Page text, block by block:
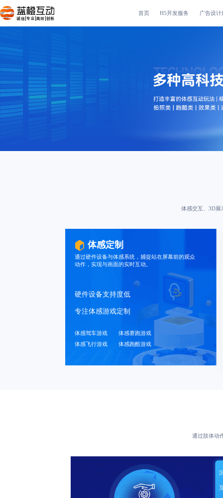
诚信|专业|高效|创新
首页 H5开发服务 广告设计
体感交互、3D展
体感定制
通过硬件设备与体感系统，捕捉站在屏幕前的观众
动作，实现与画面的实时互动。
硬件设备支持度低
专注体感游戏定制
体感驾车游戏
体感赛跑游戏
体感飞行游戏
体感跑酷游戏
通过肢体动